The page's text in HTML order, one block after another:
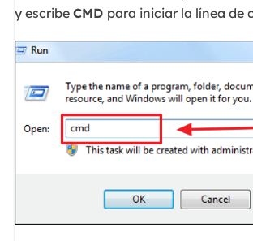
y escribe CMD para iniciar la línea de